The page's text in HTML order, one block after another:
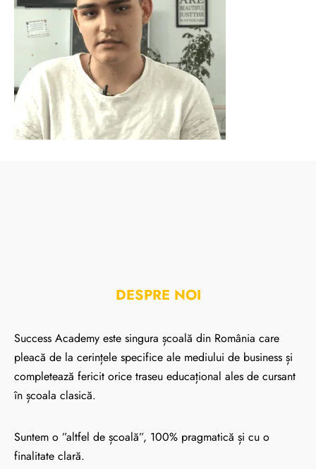
DESPRE NOI
Success Academy este singura școală din România care
pleacă de la cerințele specifice ale mediului de business și
completează fericit orice traseu educațional ales de cursant
în școala clasică.
Suntem o ”altfel de școală”, 100% pragmatică și cu o
finalitate clară.